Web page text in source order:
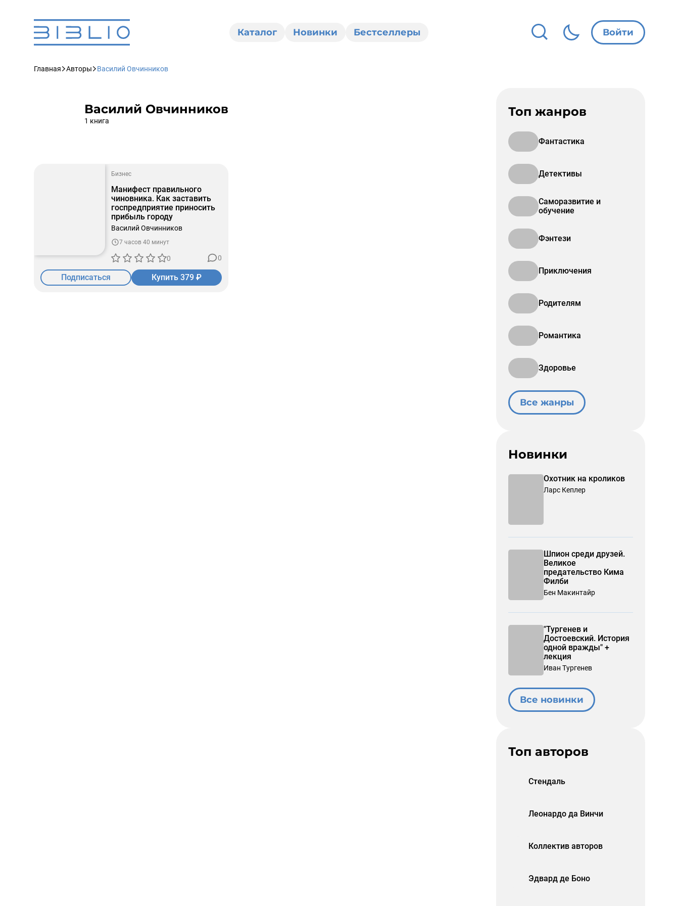
Каталог Новинки Бестселлеры Войти
Главная Авторы Василий Овчинников
Василий Овчинников
1 книга
Бизнес
Манифест правильного
чиновника. Как заставить
госпредприятие приносить
прибыль городу
Василий Овчинников
7 часов 40 минут
0 0
Подписаться Купить 379 ₽
Топ жанров
Фантастика
Детективы
Саморазвитие и
обучение
Фэнтези
Приключения
Родителям
Романтика
Здоровье
Все жанры
Новинки
Охотник на кроликов
Ларс Кеплер
Шпион среди друзей.
Великое
предательство Кима
Филби
Бен Макинтайр
"Тургенев и
Достоевский. История
одной вражды" +
лекция
Иван Тургенев
Все новинки
Топ авторов
Стендаль
Леонардо да Винчи
Коллектив авторов
Эдвард де Боно